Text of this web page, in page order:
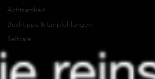
Achtsamkeit
Buchtipps & Empfehlungen
Selfcare